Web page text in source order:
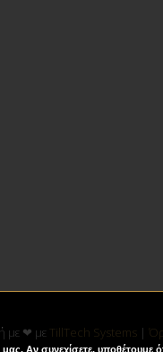
με ❤ με TillTech Systems |
Αν συνεχίσετε,